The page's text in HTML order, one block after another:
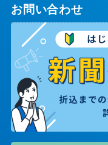
お問い合わせ